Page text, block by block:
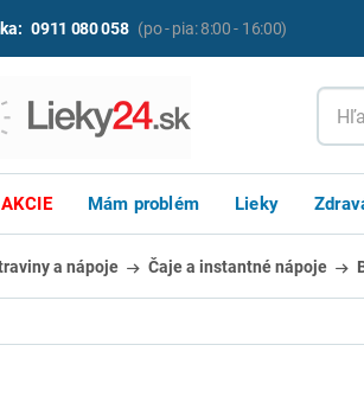
0911 080 058 (po - pia: 8:00 - 16:00)
AKCIE Mám problém Lieky
a nápoje Čaje a instantné nápoje